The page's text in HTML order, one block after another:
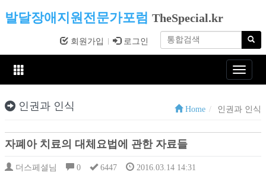
발달장애지원전문가포럼 TheSpecial.kr
회원가입 로그인
Toggle
인권과 인식 Home 인권과 인식
자폐아 치료의 대체요법에 관한 자료들
더스페셜님 0 6447 2016.03.14 14:31